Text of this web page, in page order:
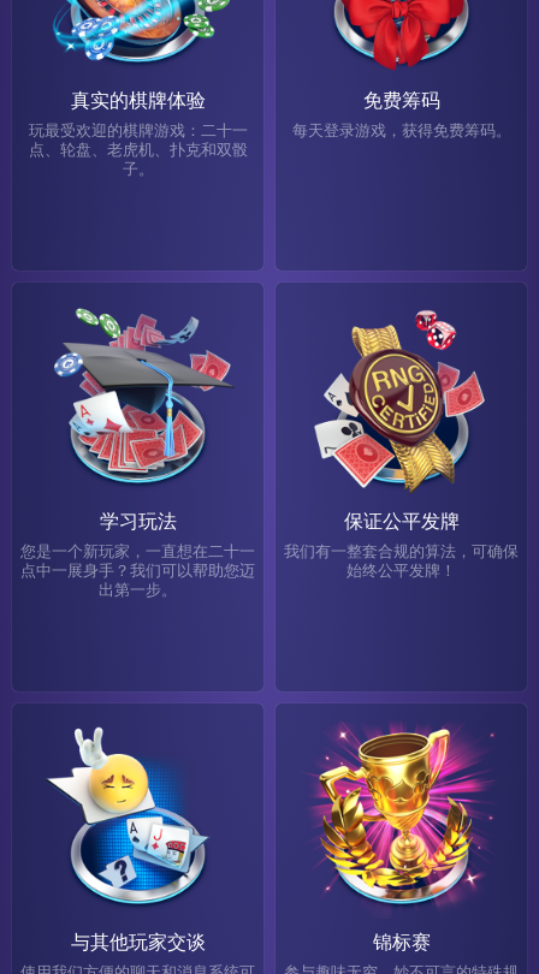
真实的棋牌体验
玩最受欢迎的棋牌游戏：二十一
点、轮盘、老虎机、扑克和双骰
子。
免费筹码
每天登录游戏，获得免费筹码。
学习玩法
您是一个新玩家，一直想在二十一
点中一展身手？我们可以帮助您迈
出第一步。
保证公平发牌
我们有一整套合规的算法，可确保
始终公平发牌！
与其他玩家交谈 锦标赛